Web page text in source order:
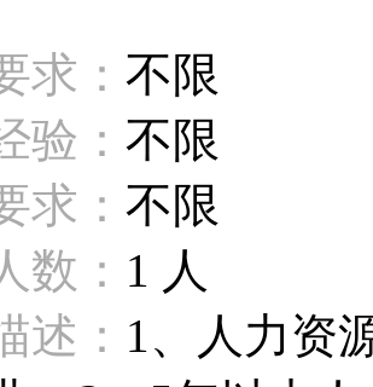
求： 不限
验： 不限
求： 不限
数： 1 人
述： 1、人力资